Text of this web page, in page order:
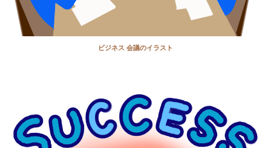
ビジネス 会議のイラスト